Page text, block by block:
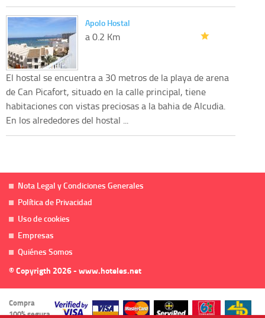
Apolo Hostal
a 0.2 Km
El hostal se encuentra a 30 metros de la playa de arena
de Can Picafort, situado en la calle principal, tiene
habitaciones con vistas preciosas a la bahia de Alcudia.
En los alrededores del hostal ...
Nota Legal y Condiciones Generales
Política de Privacidad
Uso de cookies
Empresas
Quiénes Somos
© Copyrigth 2026 - www.hoteles.net
Compra
100% segura